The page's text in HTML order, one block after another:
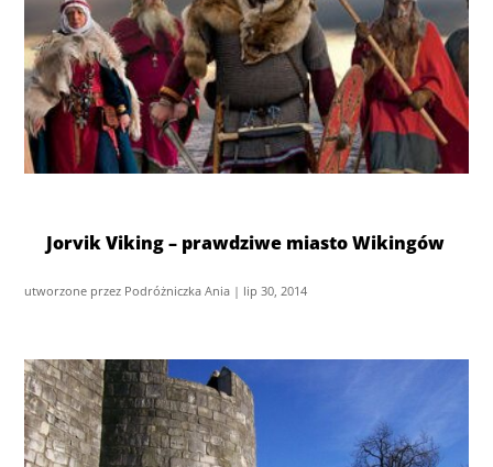
Jorvik Viking – prawdziwe miasto Wikingów
utworzone przez Podróżniczka Ania | lip 30, 2014